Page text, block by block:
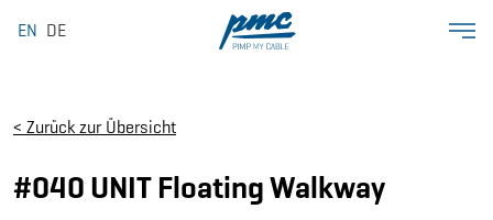
EN DE
< Zurück zur Übersicht
#040 UNIT Floating Walkway